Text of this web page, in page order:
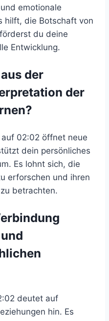
emotionale
hilft, die Botschaft von
du deine
Entwicklung.
der
der
02:02 öffnet neue
dein persönliches
Es lohnt sich, die
erforschen und ihren
betrachten.
deutet auf
hin. Es